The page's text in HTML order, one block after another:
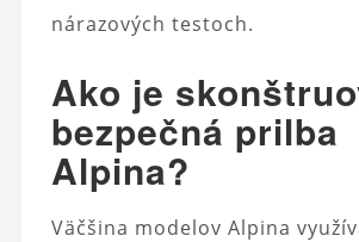
nárazových testoch.
Ako je
bezpečná prilba
Alpina?
Väčšina modelov Alpina